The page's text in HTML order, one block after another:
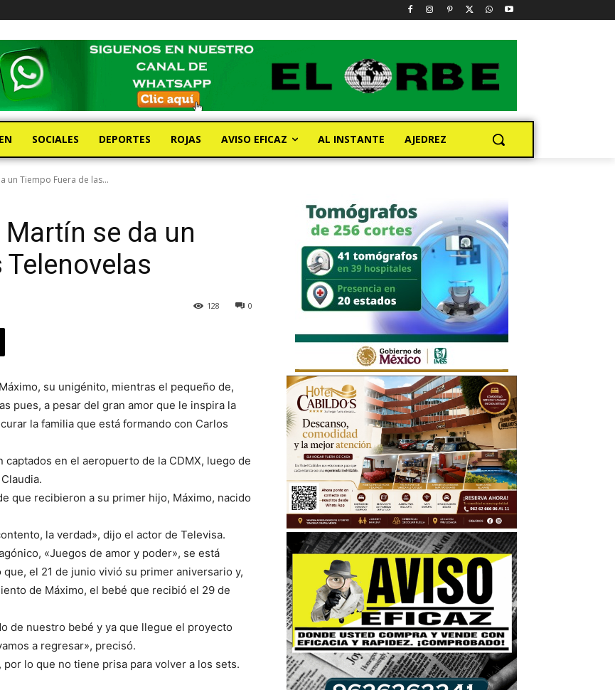
SOCIALES DEPORTES ROJAS AVISO EFICAZ AL INSTANTE AJEDREZ
un Tiempo Fuera de las...
se da un
0
128
su unigénito, mientras el pequeño de,
pues, a pesar del gran amor que le inspira la
la familia que está formando con Carlos
en el aeropuerto de la CDMX, luego de
que recibieron a su primer hijo, Máximo, nacido
la verdad», dijo el actor de Televisa.
«Juegos de amor y poder», se está
el 21 de junio vivió su primer aniversario y,
de Máximo, el bebé que recibió el 29 de
de nuestro bebé y ya que llegue el proyecto
a regresar», precisó.
lo que no tiene prisa para volver a los sets.